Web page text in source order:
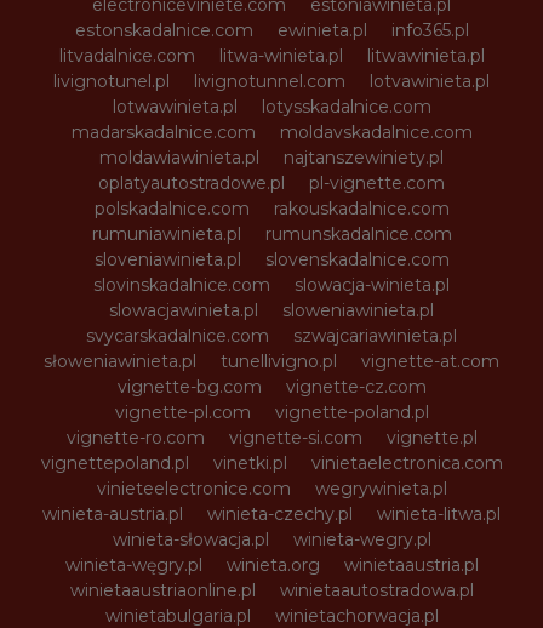
electroniceviniete.com
estoniawinieta.pl
estonskadalnice.com
ewinieta.pl
info365.pl
litvadalnice.com
litwa-winieta.pl
litwawinieta.pl
livignotunel.pl
livignotunnel.com
lotvawinieta.pl
lotwawinieta.pl
lotysskadalnice.com
madarskadalnice.com
moldavskadalnice.com
moldawiawinieta.pl
najtanszewiniety.pl
oplatyautostradowe.pl
pl-vignette.com
polskadalnice.com
rakouskadalnice.com
rumuniawinieta.pl
rumunskadalnice.com
sloveniawinieta.pl
slovenskadalnice.com
slovinskadalnice.com
slowacja-winieta.pl
slowacjawinieta.pl
sloweniawinieta.pl
svycarskadalnice.com
szwajcariawinieta.pl
słoweniawinieta.pl
tunellivigno.pl
vignette-at.com
vignette-bg.com
vignette-cz.com
vignette-pl.com
vignette-poland.pl
vignette-ro.com
vignette-si.com
vignette.pl
vignettepoland.pl
vinetki.pl
vinietaelectronica.com
vinieteelectronice.com
wegrywinieta.pl
winieta-austria.pl
winieta-czechy.pl
winieta-litwa.pl
winieta-słowacja.pl
winieta-wegry.pl
winieta-węgry.pl
winieta.org
winietaaustria.pl
winietaaustriaonline.pl
winietaautostradowa.pl
winietabulgaria.pl
winietachorwacja.pl